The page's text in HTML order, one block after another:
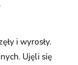
i wyrosły.
Ujęli się